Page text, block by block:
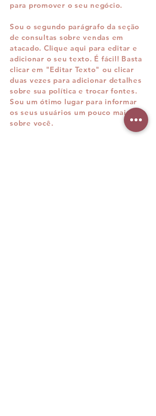
para promover o seu negócio.
Sou o segundo parágrafo da seção
de consultas sobre vendas em
atacado. Clique aqui para editar e
adicionar o seu texto. É fácil! Basta
clicar em "Editar Texto" ou clicar
duas vezes para adicionar detalhes
sobre sua política e trocar fontes.
Sou um ótimo lugar para informar
os seus usuários um pouco mais
sobre você.